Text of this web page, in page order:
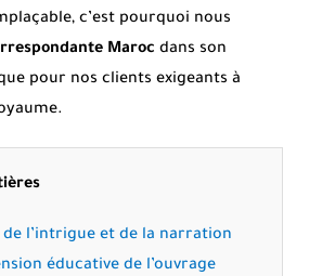
c’est pourquoi nous
Maroc dans son
pour nos clients exigeants à
de l’intrigue et de la narration
éducative de l’ouvrage